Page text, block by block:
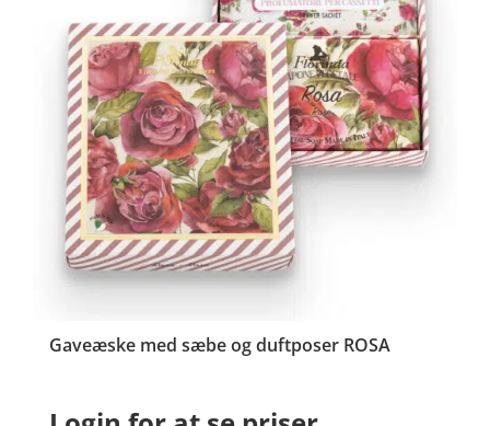
Gaveæske med sæbe og duftposer ROSA